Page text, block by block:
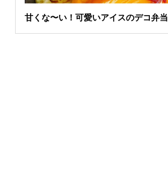
甘くな〜い！可愛いアイスのデコ弁当